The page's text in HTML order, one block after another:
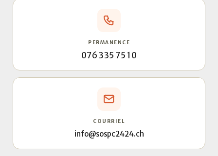
PERMANENCE
076 335 75 10
COURRIEL
info@sospc2424.ch